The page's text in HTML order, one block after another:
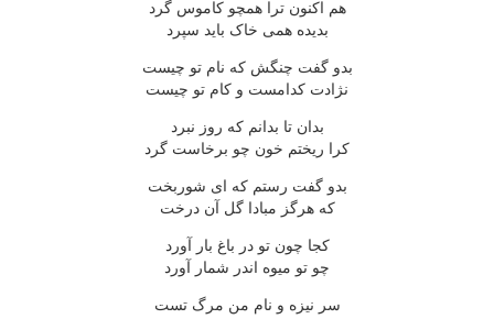
هم اکنون ترا همچو کاموس گرد
بدیده همی خاک باید سپرد
بدو گفت چنگش که نام تو چیست
نژادت کدامست و کام تو چیست
بدان تا بدانم که روز نبرد
کرا ریختم خون چو برخاست گرد
بدو گفت رستم که ای شوربخت
که هرگز مبادا گل آن درخت
کجا چون تو در باغ بار آورد
چو تو میوه اندر شمار آورد
سر نیزه و نام من مرگ تست